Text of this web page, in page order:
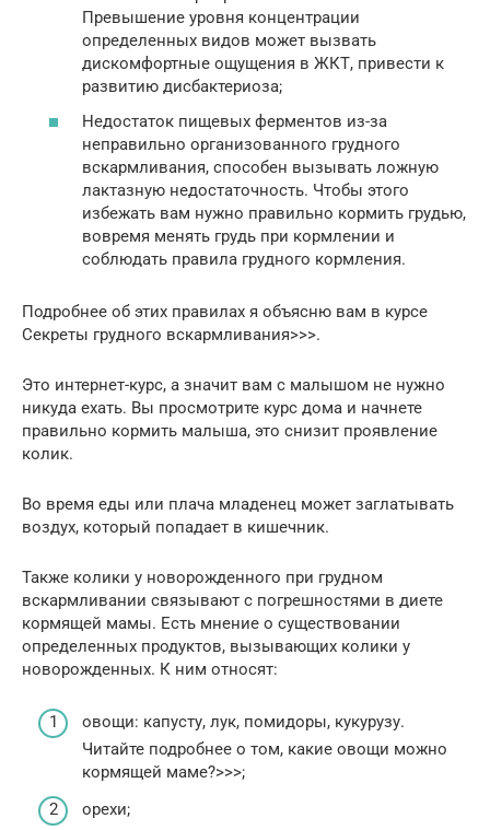
Превышение уровня концентрации
определенных видов может вызвать
дискомфортные ощущения в ЖКТ, привести к
развитию дисбактериоза;
Недостаток пищевых ферментов из-за
неправильно организованного грудного
вскармливания, способен вызывать ложную
лактазную недостаточность. Чтобы этого
избежать вам нужно правильно кормить грудью,
вовремя менять грудь при кормлении и
соблюдать правила грудного кормления.
Подробнее об этих правилах я объясню вам в курсе
Секреты грудного вскармливания>>>.
Это интернет-курс, а значит вам с малышом не нужно
никуда ехать. Вы просмотрите курс дома и начнете
правильно кормить малыша, это снизит проявление
колик.
Во время еды или плача младенец может заглатывать
воздух, который попадает в кишечник.
Также колики у новорожденного при грудном
вскармливании связывают с погрешностями в диете
кормящей мамы. Есть мнение о существовании
определенных продуктов, вызывающих колики у
новорожденных. К ним относят:
овощи: капусту, лук, помидоры, кукурузу.
Читайте подробнее о том, какие овощи можно
кормящей маме?>>>;
орехи;